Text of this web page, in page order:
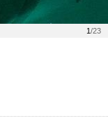
1/23